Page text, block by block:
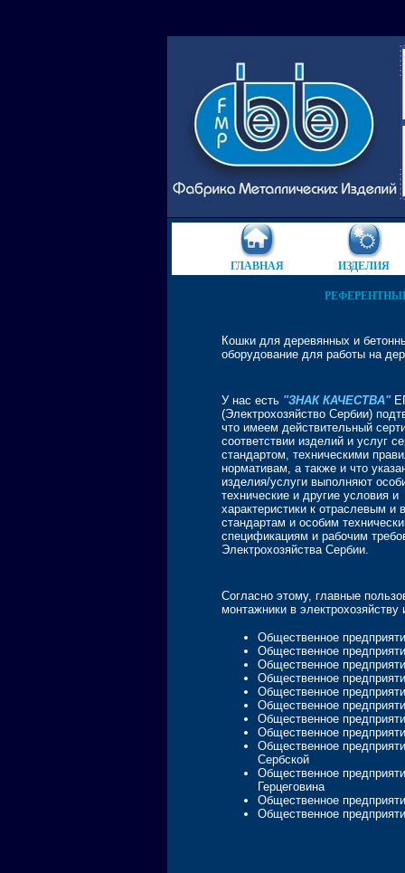
ГЛАВНAЯ ИЗДЕЛИЯ
Кошки для деревянных и
оборудование для работы на
У нас есть "ЗНАК КАЧЕСТВА"
(Электрохозяйство Сербии)
что имеем действительный
соответствии изделий и услуг
стандартом, техническими
нормативам, а также и что
изделия/услуги выполняют
технические и другие условия и
характеристики к отраслевым и
стандартам и особим
спецификациям и рабочим
Электрохозяйства Сербии.
Согласно этому, главные
монтажники в электрохозяйству
Общественное
Общественное
Общественное
Общественное
Общественное
Общественное
Общественное
Общественное
Общественное
Сербской
Общественное
Герцеговина
Общественное
Общественное